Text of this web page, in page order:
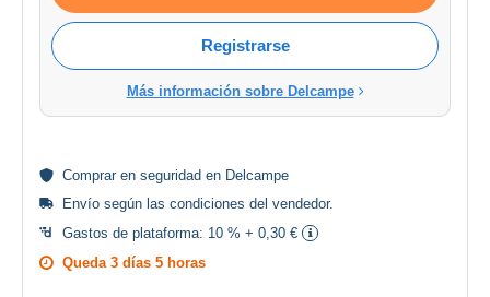
Registrarse
Más información sobre Delcampe
Comprar en seguridad en Delcampe
Envío según las condiciones del vendedor.
Gastos de plataforma: 10 % + 0,30 €
Queda 3 días 5 horas